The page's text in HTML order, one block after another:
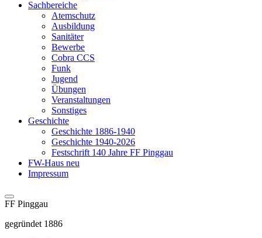
Sachbereiche
Atemschutz
Ausbildung
Sanitäter
Bewerbe
Cobra CCS
Funk
Jugend
Übungen
Veranstaltungen
Sonstiges
Geschichte
Geschichte 1886-1940
Geschichte 1940-2026
Festschrift 140 Jahre FF Pinggau
FW-Haus neu
Impressum
FF Pinggau
gegründet 1886